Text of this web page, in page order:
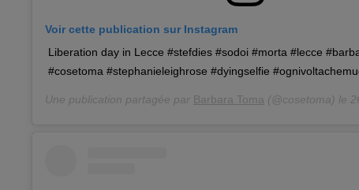
Voir cette publication sur Instagram
Liberation day in Lecce #stefdies #sodoi #morta #lecce
#cosetoma #stephanieleighrose #dyingselfie
Une publication partagée par Barbara Toma (@cosetoma) le